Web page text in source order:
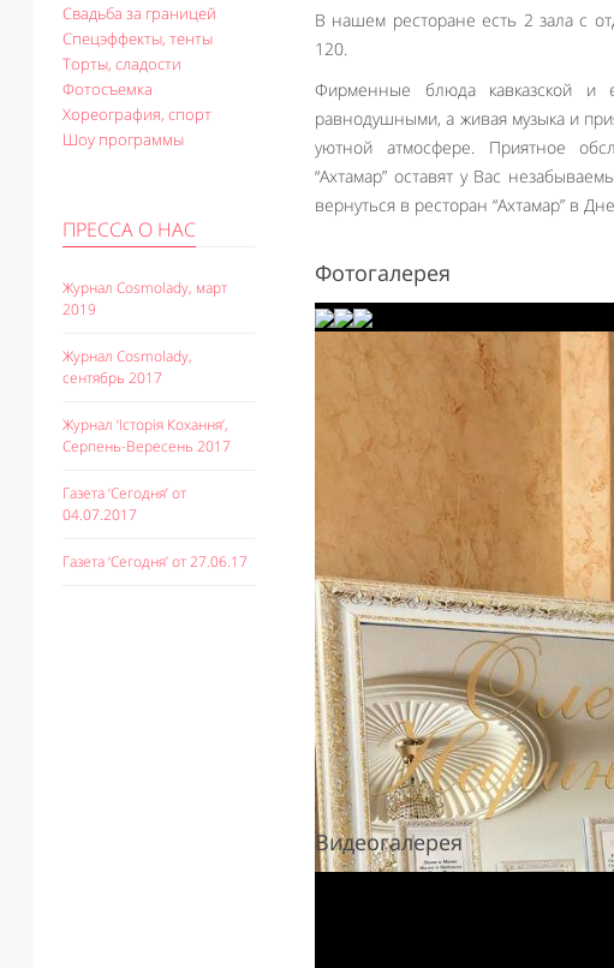
Свадьба за границей
Спецэффекты, тенты
Торты, сладости
Фотосъемка
Хореография, спорт
Шоу программы
ПРЕССА О НАС
Журнал Cosmolady, март
2019
Журнал Cosmolady,
сентябрь 2017
Журнал ‘Історія Кохання’,
Серпень-Вересень 2017
Газета ‘Сегодня’ от
04.07.2017
Газета ‘Сегодня’ от 27.06.17
В нашем ресторане есть 2 зала с
120.
Фирменные блюда кавказской и
равнодушными, а живая музыка и
уютной атмосфере. Приятное
“Ахтамар” оставят у Вас
вернуться в ресторан “Ахтамар” в
Фотогалерея
Видеогалерея